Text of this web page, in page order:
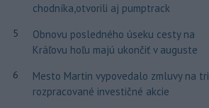
chodníka,otvorili aj pumptrack
5
Obnovu posledného úseku cesty na
Kráľovu hoľu majú ukončiť v auguste
6
Mesto Martin vypovedalo zmluvy na tri
rozpracované investičné akcie